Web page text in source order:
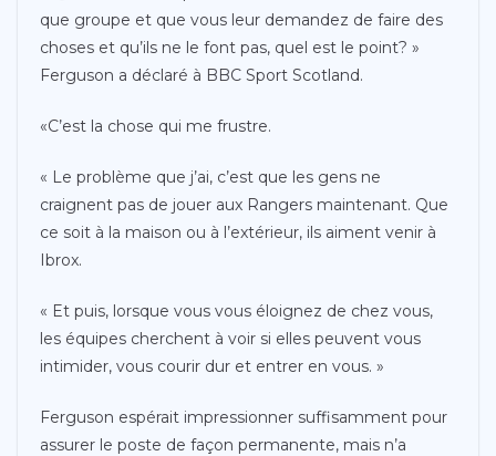
que groupe et que vous leur demandez de faire des
choses et qu’ils ne le font pas, quel est le point? »
Ferguson a déclaré à BBC Sport Scotland.
«C’est la chose qui me frustre.
« Le problème que j’ai, c’est que les gens ne
craignent pas de jouer aux Rangers maintenant. Que
ce soit à la maison ou à l’extérieur, ils aiment venir à
Ibrox.
« Et puis, lorsque vous vous éloignez de chez vous,
les équipes cherchent à voir si elles peuvent vous
intimider, vous courir dur et entrer en vous. »
Ferguson espérait impressionner suffisamment pour
assurer le poste de façon permanente, mais n’a